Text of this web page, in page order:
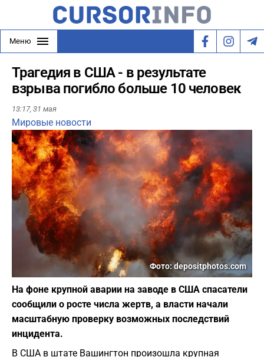
Меню
Трагедия в США - в результате
взрыва погибло больше 10 человек
13:17, 31 мая
Мировые новости
Фото: depositphotos.com
На фоне крупной аварии на заводе в США спасатели
сообщили о росте числа жертв, а власти начали
масштабную проверку возможных последствий
инцидента.
В США в штате Вашингтон произошла крупная